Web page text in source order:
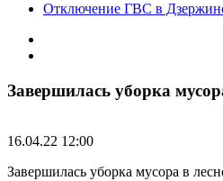
Отключение ГВС в
Завершилась уборка
16.04.22 12:00
Завершилась уборка мусора в